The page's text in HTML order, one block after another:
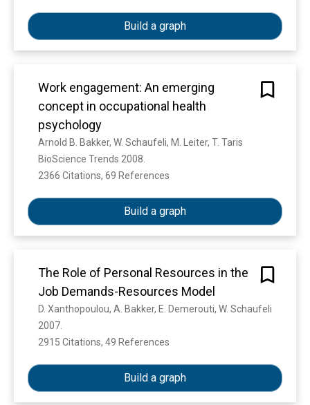
Build a graph
Work engagement: An emerging
concept in occupational health
psychology
Arnold B. Bakker, W. Schaufeli, M. Leiter, T. Taris
BioScience Trends 2008.
2366 Citations, 69 References
Build a graph
The Role of Personal Resources in the
Job Demands-Resources Model
D. Xanthopoulou, A. Bakker, E. Demerouti, W. Schaufeli
2007.
2915 Citations, 49 References
Build a graph